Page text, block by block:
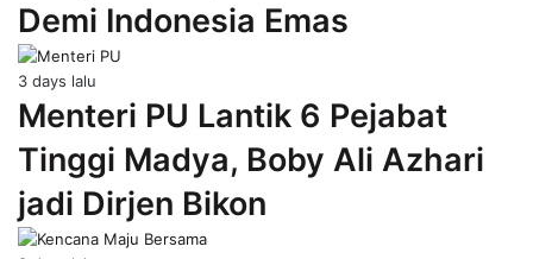
Demi Indonesia Emas
3 days lalu
Menteri PU Lantik 6 Pejabat
Tinggi Madya, Boby Ali Azhari
jadi Dirjen Bikon